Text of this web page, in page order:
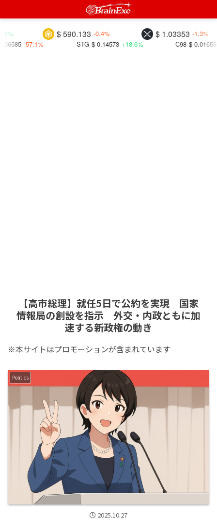
$ 1.03353 -1.3%
$ 590.133 -0.4%
C98
$ 0.01658 +24.1%
$ 0.14573 +18.6%
【高市総理】就任5日で公約を実現 国家
情報局の創設を指示 外交・内政ともに加
速する新政権の動き
※本サイトはプロモーションが含まれています
Politics
2025.10.27